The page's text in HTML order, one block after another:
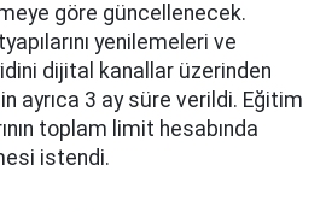
göre güncellenecek.
yenilemeleri ve
dijital kanallar üzerinden
ayrıca 3 ay süre verildi. Eğitim
toplam limit hesabında
istendi.